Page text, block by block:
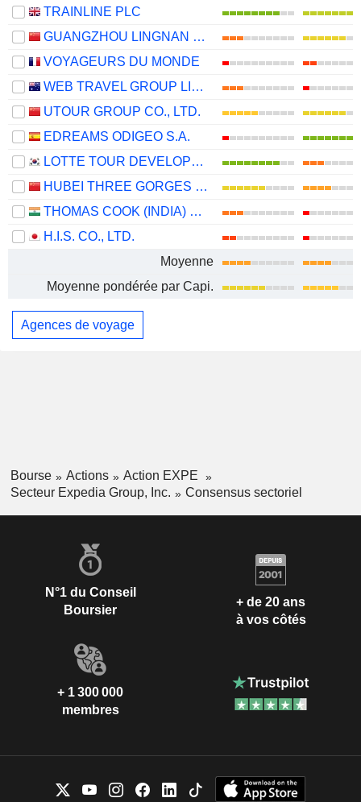
TRAINLINE PLC
GUANGZHOU LINGNAN GROUP HOLDINGS COMPANY LIMITED
VOYAGEURS DU MONDE
WEB TRAVEL GROUP LIMITED
UTOUR GROUP CO., LTD.
EDREAMS ODIGEO S.A.
LOTTE TOUR DEVELOPMENT CO., LTD.
HUBEI THREE GORGES TOURISM GROUP CO., LTD.
THOMAS COOK (INDIA) LIMITED
H.I.S. CO., LTD.
Moyenne
Moyenne pondérée par Capi.
Agences de voyage
Bourse Actions
Action EXPE
Secteur Expedia Group, Inc.
Consensus sectoriel
N°1 du Conseil
Boursier
+ de 20 ans
à vos côtés
+ 1 300 000
membres